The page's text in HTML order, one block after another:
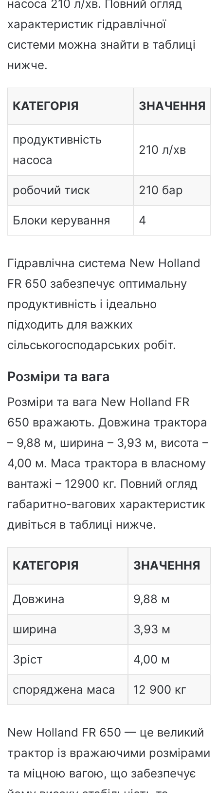
насоса 210 л/хв. Повний огляд
характеристик гідравлічної
системи можна знайти в таблиці
нижче.
КАТЕГОРІЯ ЗНАЧЕННЯ
продуктивність
насоса
210 л/хв
робочий тиск 210 бар
Блоки керування 4
Гідравлічна система New Holland
FR 650 забезпечує оптимальну
продуктивність і ідеально
підходить для важких
сільськогосподарських робіт.
Розміри та вага
Розміри та вага New Holland FR
650 вражають. Довжина трактора
– 9,88 м, ширина – 3,93 м, висота –
4,00 м. Маса трактора в власному
вантажі – 12900 кг. Повний огляд
габаритно-вагових характеристик
дивіться в таблиці нижче.
КАТЕГОРІЯ ЗНАЧЕННЯ
Довжина 9,88 м
ширина 3,93 м
Зріст 4,00 м
споряджена маса 12 900 кг
New Holland FR 650 — це великий
трактор із вражаючими розмірами
та міцною вагою, що забезпечує